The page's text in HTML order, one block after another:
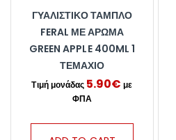
ΓΥΑΛΙΣΤΙΚΌ ΤΑΜΠΛΌ
FERAL ΜΕ ΆΡΩΜΑ
GREEN APPLE 400ML 1
ΤΕΜΆΧΙΟ
5.90€